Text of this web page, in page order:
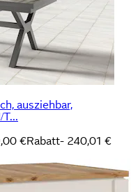
ausziehbar,
€Rabatt- 240,01 €